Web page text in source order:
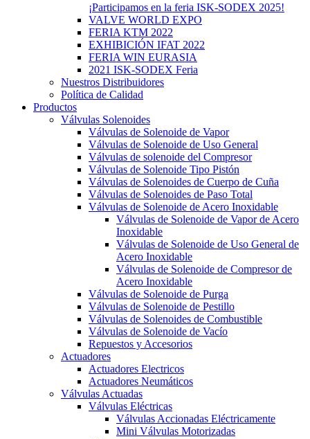
¡Participamos en la feria ISK-SODEX 2025!
VALVE WORLD EXPO
FERIA KTM 2022
EXHIBICIÓN IFAT 2022
FERIA WIN EURASIA
2021 ISK-SODEX Feria
Nuestros Distribuidores
Política de Calidad
Productos
Válvulas Solenoides
Válvulas de Solenoide de Vapor
Válvulas de Solenoide de Uso General
Válvulas de solenoide del Compresor
Válvulas de Solenoide Tipo Pistón
Válvulas de Solenoides de Cuerpo de Cuña
Válvulas de Solenoides de Paso Total
Válvulas de Solenoide de Acero Inoxidable
Válvulas de Solenoide de Vapor de Acero
Inoxidable
Válvulas de Solenoide de Uso General de
Acero Inoxidable
Válvulas de Solenoide de Compresor de
Acero Inoxidable
Válvulas de Solenoide de Purga
Válvulas de Solenoide de Pestillo
Válvulas de Solenoides de Combustible
Válvulas de Solenoide de Vacío
Repuestos y Accesorios
Actuadores
Actuadores Electricos
Actuadores Neumáticos
Válvulas Actuadas
Válvulas Eléctricas
Válvulas Accionadas Eléctricamente
Mini Válvulas Motorizadas